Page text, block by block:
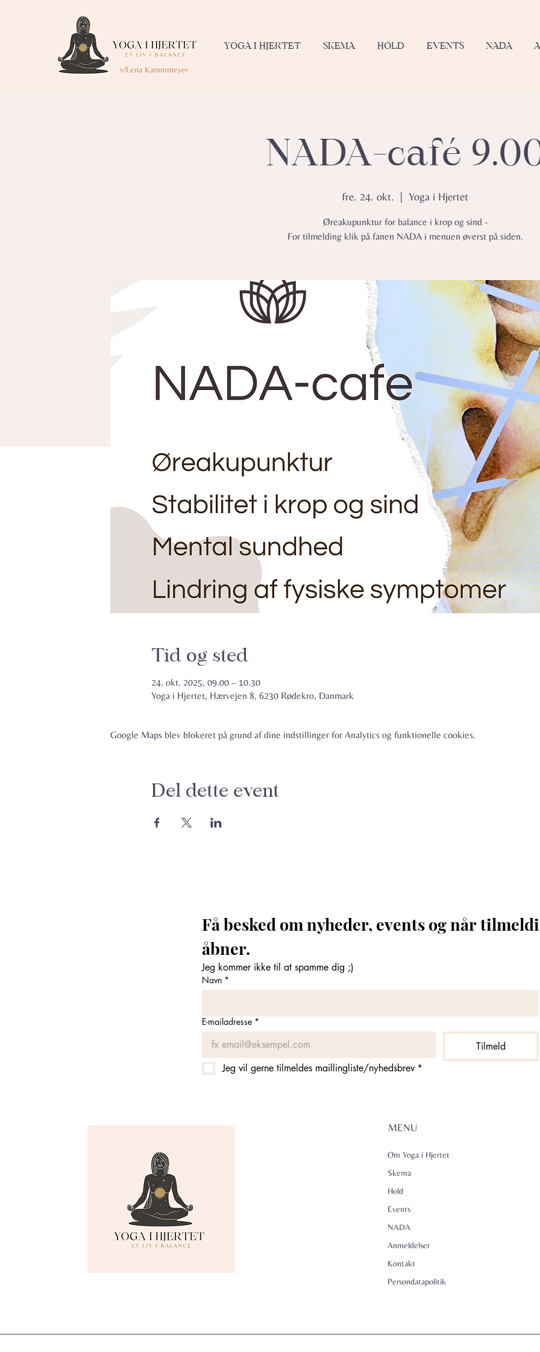
v/Lena Kammmeyer
YOGA I HJERTET SKEMA HOLD EVENTS NADA
NADA-café
fre. 24. okt. Yoga i Hjertet
Øreakupunktur for balance i krop og sind -
For tilmelding klik på fanen NADA i menuen øverst på siden.
Tid og sted
24. okt. 2025, 09.00 – 10.30
Yoga i Hjertet, Hærvejen 8, 6230 Rødekro, Danmark
Google Maps blev blokeret på grund af dine indstillinger for Analytics og funktionelle cookies.
Del dette event
Få besked om nyheder, events og når
Jeg kommer ikke til at spamme dig ;)
Navn *
E-mailadresse *
Tilmeld
Jeg vil gerne tilmeldes maillingliste/nyhedsbrev *
MENU
Om Yoga i Hjertet
Skema
Hold
Events
NADA
Anmeldelser
Kontakt
Persondatapolitik